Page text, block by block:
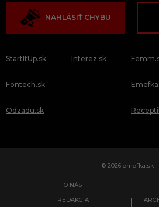
NAHLÁSIŤ CHYBU
StartItUp.sk
Fontech.sk
Odzadu.sk
Interez.sk
© 2026 emefka.sk
O NÁS
REDAKCIA